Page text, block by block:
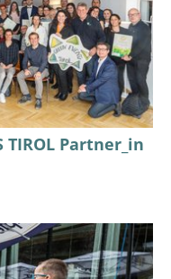
TIROL Partner_in